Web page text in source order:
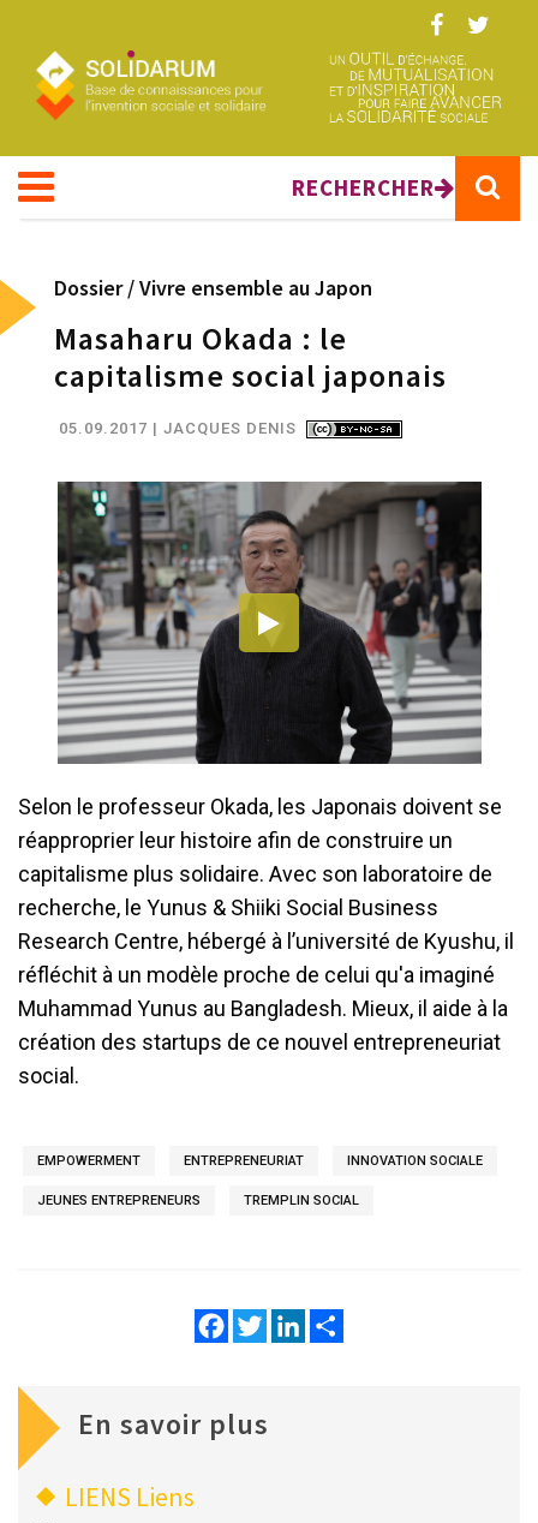
RECHERCHER
Dossier /Vivre ensemble au Japon
Masaharu Okada : le
capitalisme social japonais
05.09.2017 | JACQUES DENIS
Selon le professeur Okada, les Japonais doivent se
réapproprier leur histoire afin de construire un
capitalisme plus solidaire. Avec son laboratoire de
recherche, le Yunus & Shiiki Social Business
Research Centre, hébergé à l’université de Kyushu, il
réfléchit à un modèle proche de celui qu'a imaginé
Muhammad Yunus au Bangladesh. Mieux, il aide à la
création des startups de ce nouvel entrepreneuriat
social.
EMPOWERMENT ENTREPRENEURIAT INNOVATION SOCIALE
JEUNES ENTREPRENEURS TREMPLIN SOCIAL
FacebookTwitterLinkedIn
En savoir plus
LIENS Liens